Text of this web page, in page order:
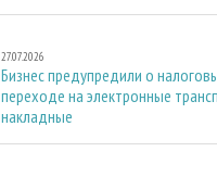
27.07.2026
Бизнес предупредили о
переходе на электронные
накладные